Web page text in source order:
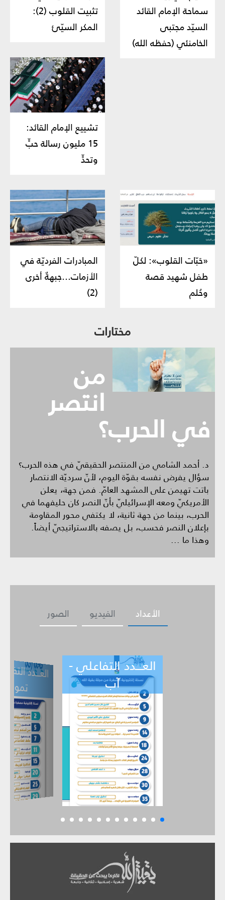
سماحة الإمام القائد
السيّد مجتبى
الخامنئي (حفظه الله)
تثبيت القلوب (2):
المكر السيّئ
تشييع الإمام القائد:
15 مليون رسالة حبٍّ
وتحدٍّ
«حَبّات القلوب»: لكلّ
طفل شهيد قصة
وحُلم
المبادرات الفرديّة في
الأزمات...جبهةٌ أخرى
(2)
مختارات
من
انتصر
في الحرب؟
د. أحمد الشامي من المنتصر الحقيقيّ في هذه الحرب؟
سؤال يفرض نفسه بقوّة اليوم، لأنّ سرديّة الانتصار
باتت تهيمن على المشهد العامّ. فمن جهة، يعلن
الأمريكيّ ومعه الإسرائيليّ بأنّ النصر كان حليفهما في
الحرب، بينما من جهة ثانية، لا يكتفي محور المقاومة
بإعلان النصر فحسب، بل يصفه بالاستراتيجيّ أيضاً.
وهذا ما ...
الصور الفيديو الأعداد
العـــدد التفاعلي -
تموز
العـــدد
ي
حزيران